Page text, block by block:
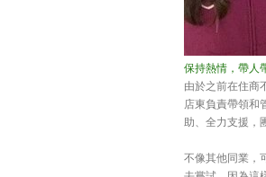
保持熱情，帶人
由於之前在住商
店東負責帶領和
助、全力支援，
不像其他同業，